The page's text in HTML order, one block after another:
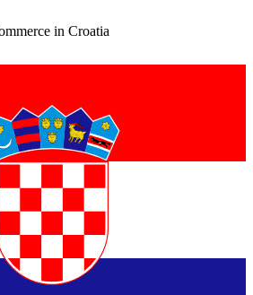
in Croatia